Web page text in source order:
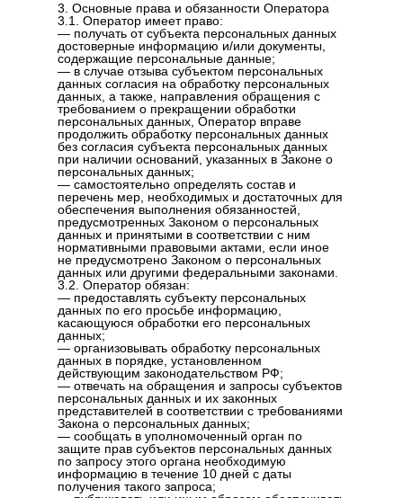
3. Основные права и обязанности Оператора
3.1. Оператор имеет право:
— получать от субъекта персональных данных
достоверные информацию и/или документы,
содержащие персональные данные;
— в случае отзыва субъектом персональных
данных согласия на обработку персональных
данных, а также, направления обращения с
требованием о прекращении обработки
персональных данных, Оператор вправе
продолжить обработку персональных данных
без согласия субъекта персональных данных
при наличии оснований, указанных в Законе о
персональных данных;
— самостоятельно определять состав и
перечень мер, необходимых и достаточных для
обеспечения выполнения обязанностей,
предусмотренных Законом о персональных
данных и принятыми в соответствии с ним
нормативными правовыми актами, если иное
не предусмотрено Законом о персональных
данных или другими федеральными законами.
3.2. Оператор обязан:
— предоставлять субъекту персональных
данных по его просьбе информацию,
касающуюся обработки его персональных
данных;
— организовывать обработку персональных
данных в порядке, установленном
действующим законодательством РФ;
— отвечать на обращения и запросы субъектов
персональных данных и их законных
представителей в соответствии с требованиями
Закона о персональных данных;
— сообщать в уполномоченный орган по
защите прав субъектов персональных данных
по запросу этого органа необходимую
информацию в течение 10 дней с даты
получения такого запроса;